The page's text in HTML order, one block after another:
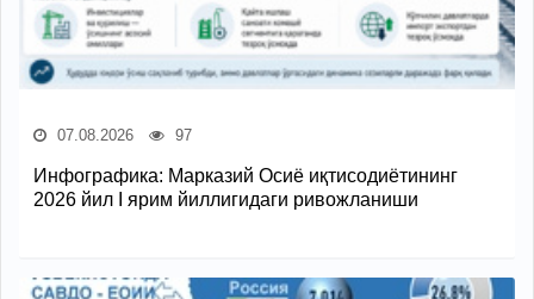
07.08.2026 97
Инфографика: Марказий Осиё иқтисодиётининг
2026 йил I ярим йиллигидаги ривожланиши